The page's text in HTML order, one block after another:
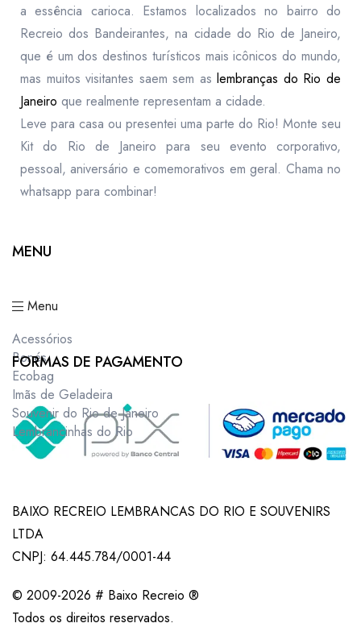
a essência carioca. Estamos localizados no bairro do
Recreio dos Bandeirantes, na cidade do Rio de Janeiro,
que é um dos destinos turísticos mais icônicos do mundo,
mas muitos visitantes saem sem aslembranças do Rio de
Janeiro que realmente representam a cidade.
Leve para casa ou presentei uma parte do Rio! Monte seu
Kit do Rio de Janeiro para seu evento corporativo,
pessoal, aniversário e comemorativos em geral. Chama no
whatsapp para combinar!
MENU
Menu
Acessórios
Bonés
Ecobag
Imãs de Geladeira
Souvenir do Rio de Janeiro
Lembrancinhas do Rio
FORMAS DE PAGAMENTO
BAIXO RECREIO LEMBRANCAS DO RIO E SOUVENIRS
LTDA
CNPJ: 64.445.784/0001-44
© 2009-2026 # Baixo Recreio ®
Todos os direitos reservados.